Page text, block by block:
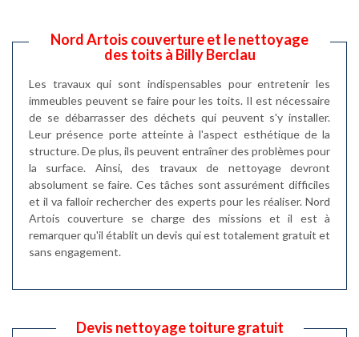
Nord Artois couverture et le nettoyage
des toits à Billy Berclau
Les travaux qui sont indispensables pour entretenir les
immeubles peuvent se faire pour les toits. Il est nécessaire
de se débarrasser des déchets qui peuvent s'y installer.
Leur présence porte atteinte à l'aspect esthétique de la
structure. De plus, ils peuvent entraîner des problèmes pour
la surface. Ainsi, des travaux de nettoyage devront
absolument se faire. Ces tâches sont assurément difficiles
et il va falloir rechercher des experts pour les réaliser. Nord
Artois couverture se charge des missions et il est à
remarquer qu'il établit un devis qui est totalement gratuit et
sans engagement.
Devis nettoyage toiture gratuit